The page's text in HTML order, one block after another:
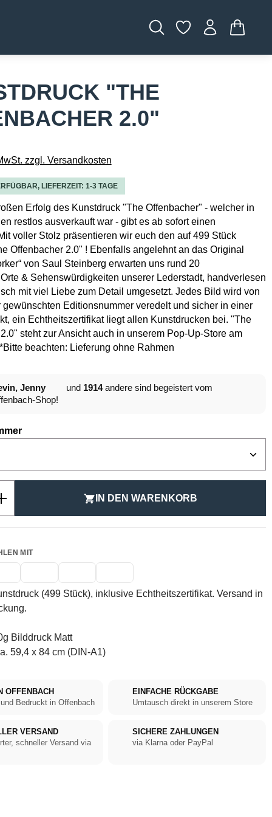
"THE
2.0"
zzgl. Versandkosten
LIEFERZEIT: 1-3 TAGE
Erfolg des Kunstdruck "The Offenbacher" - welcher in
restlos ausverkauft war - gibt es ab sofort einen
voller Stolz präsentieren wir euch den auf 499 Stück
Offenbacher 2.0" ! Ebenfalls angelehnt an das Original
von Saul Steinberg erwarten uns rund 20
& Sehenswürdigkeiten unserer Lederstadt, handverlesen
mit viel Liebe zum Detail umgesetzt. Jedes Bild wird von
gewünschten Editionsnummer veredelt und sicher in einer
ein Echtheitszertifikat liegt allen Kunstdrucken bei. "The
steht zur Ansicht auch in unserem Pop-Up-Store am
beachten: Lieferung ohne Rahmen
Jenny und 1914andere sind begeistert vom
Shop!
auswählen
Anzahl: Gib den gewünschten Wert ein
IN DEN WARENKORB
MIT
(499 Stück), inklusive Echtheitszertifikat. Versand in
Bilddruck Matt
59,4 x 84 cm (DIN-A1)
OFFENBACH
Bedruckt in Offenbach
EINFACHE RÜCKGABE
Umtausch direkt in unserem Store
VERSAND
schneller Versand via
SICHERE ZAHLUNGEN
via Klarna oder PayPal